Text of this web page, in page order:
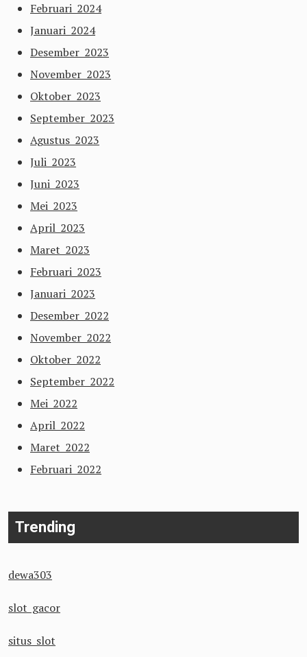
Februari 2024
Januari 2024
Desember 2023
November 2023
Oktober 2023
September 2023
Agustus 2023
Juli 2023
Juni 2023
Mei 2023
April 2023
Maret 2023
Februari 2023
Januari 2023
Desember 2022
November 2022
Oktober 2022
September 2022
Mei 2022
April 2022
Maret 2022
Februari 2022
Trending
dewa303
slot gacor
situs slot